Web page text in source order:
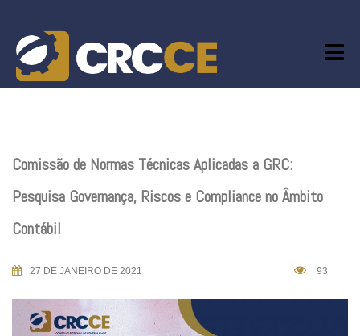
content
Comissão de Normas Técnicas Aplicadas a GRC:
Pesquisa Governança, Riscos e Compliance no Âmbito
Contábil
27 DE JANEIRO DE 2021 93